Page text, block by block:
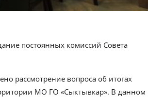
постоянных комиссий Совета
рассмотрение вопроса об итогах
МО ГО «Сыктывкар». В данном